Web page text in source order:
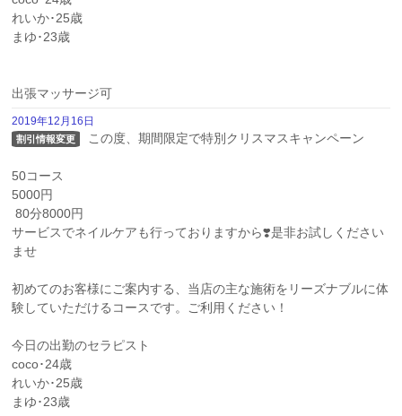
れいか･25歳
まゆ･23歳
出張マッサージ可
2019年12月16日
割引情報変更 この度、期間限定で特別クリスマスキャンペーン
50コース
5000円
サービスでネイルケアも行っておりますから❣️是非お試しください
ませ
初めてのお客様にご案内する、当店の主な施術をリーズナブルに体
験していただけるコースです。ご利用ください！
今日の出勤のセラピスト
coco･24歳
れいか･25歳
まゆ･23歳